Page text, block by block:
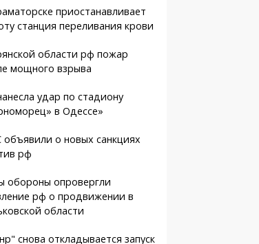
приостанавливает
станция переливания крови
области рф пожар
мощного взрыва
удар по стадиону
в Одессе»
объявили о новых санкциях
рф
обороны опровергли
рф о продвижении в
области
снова откладывается запуск